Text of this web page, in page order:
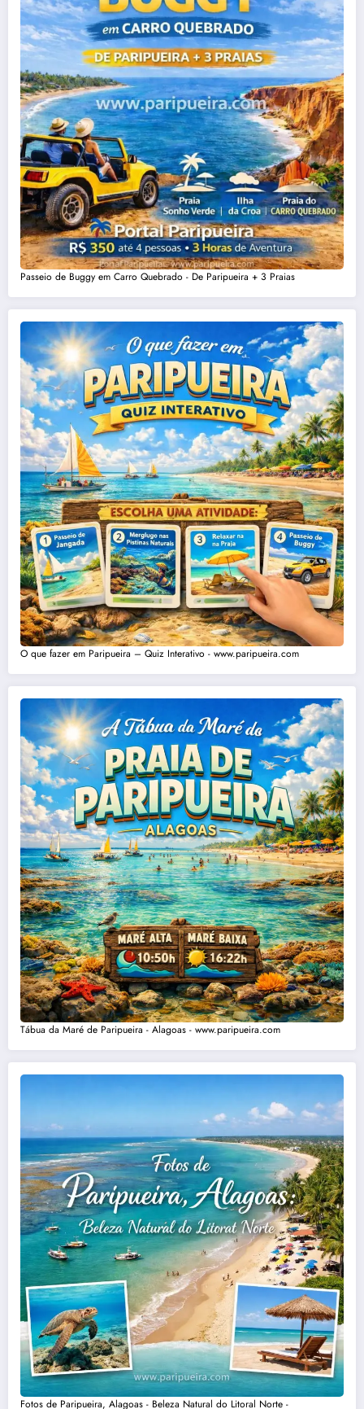
Passeio de Buggy em Carro Quebrado - De Paripueira + 3 Praias
O que fazer em Paripueira – Quiz Interativo - www.paripueira.com
Tábua da Maré de Paripueira - Alagoas - www.paripueira.com
Fotos de Paripueira, Alagoas - Beleza Natural do Litoral Norte -